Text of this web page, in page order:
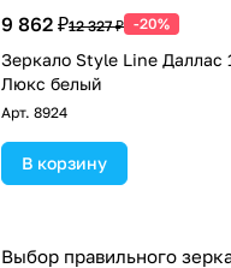
9 862 ₽12 327 ₽ -20%
Зеркало Style Line Даллас
Люкс белый
Арт. 8924
В корзину
Выбор правильного